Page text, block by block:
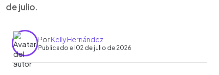
de julio.
PorKelly Hernández
Publicado el 02 de julio de 2026